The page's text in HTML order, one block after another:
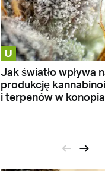
U
Jak światło wpływa
produkcję
i terpenów w